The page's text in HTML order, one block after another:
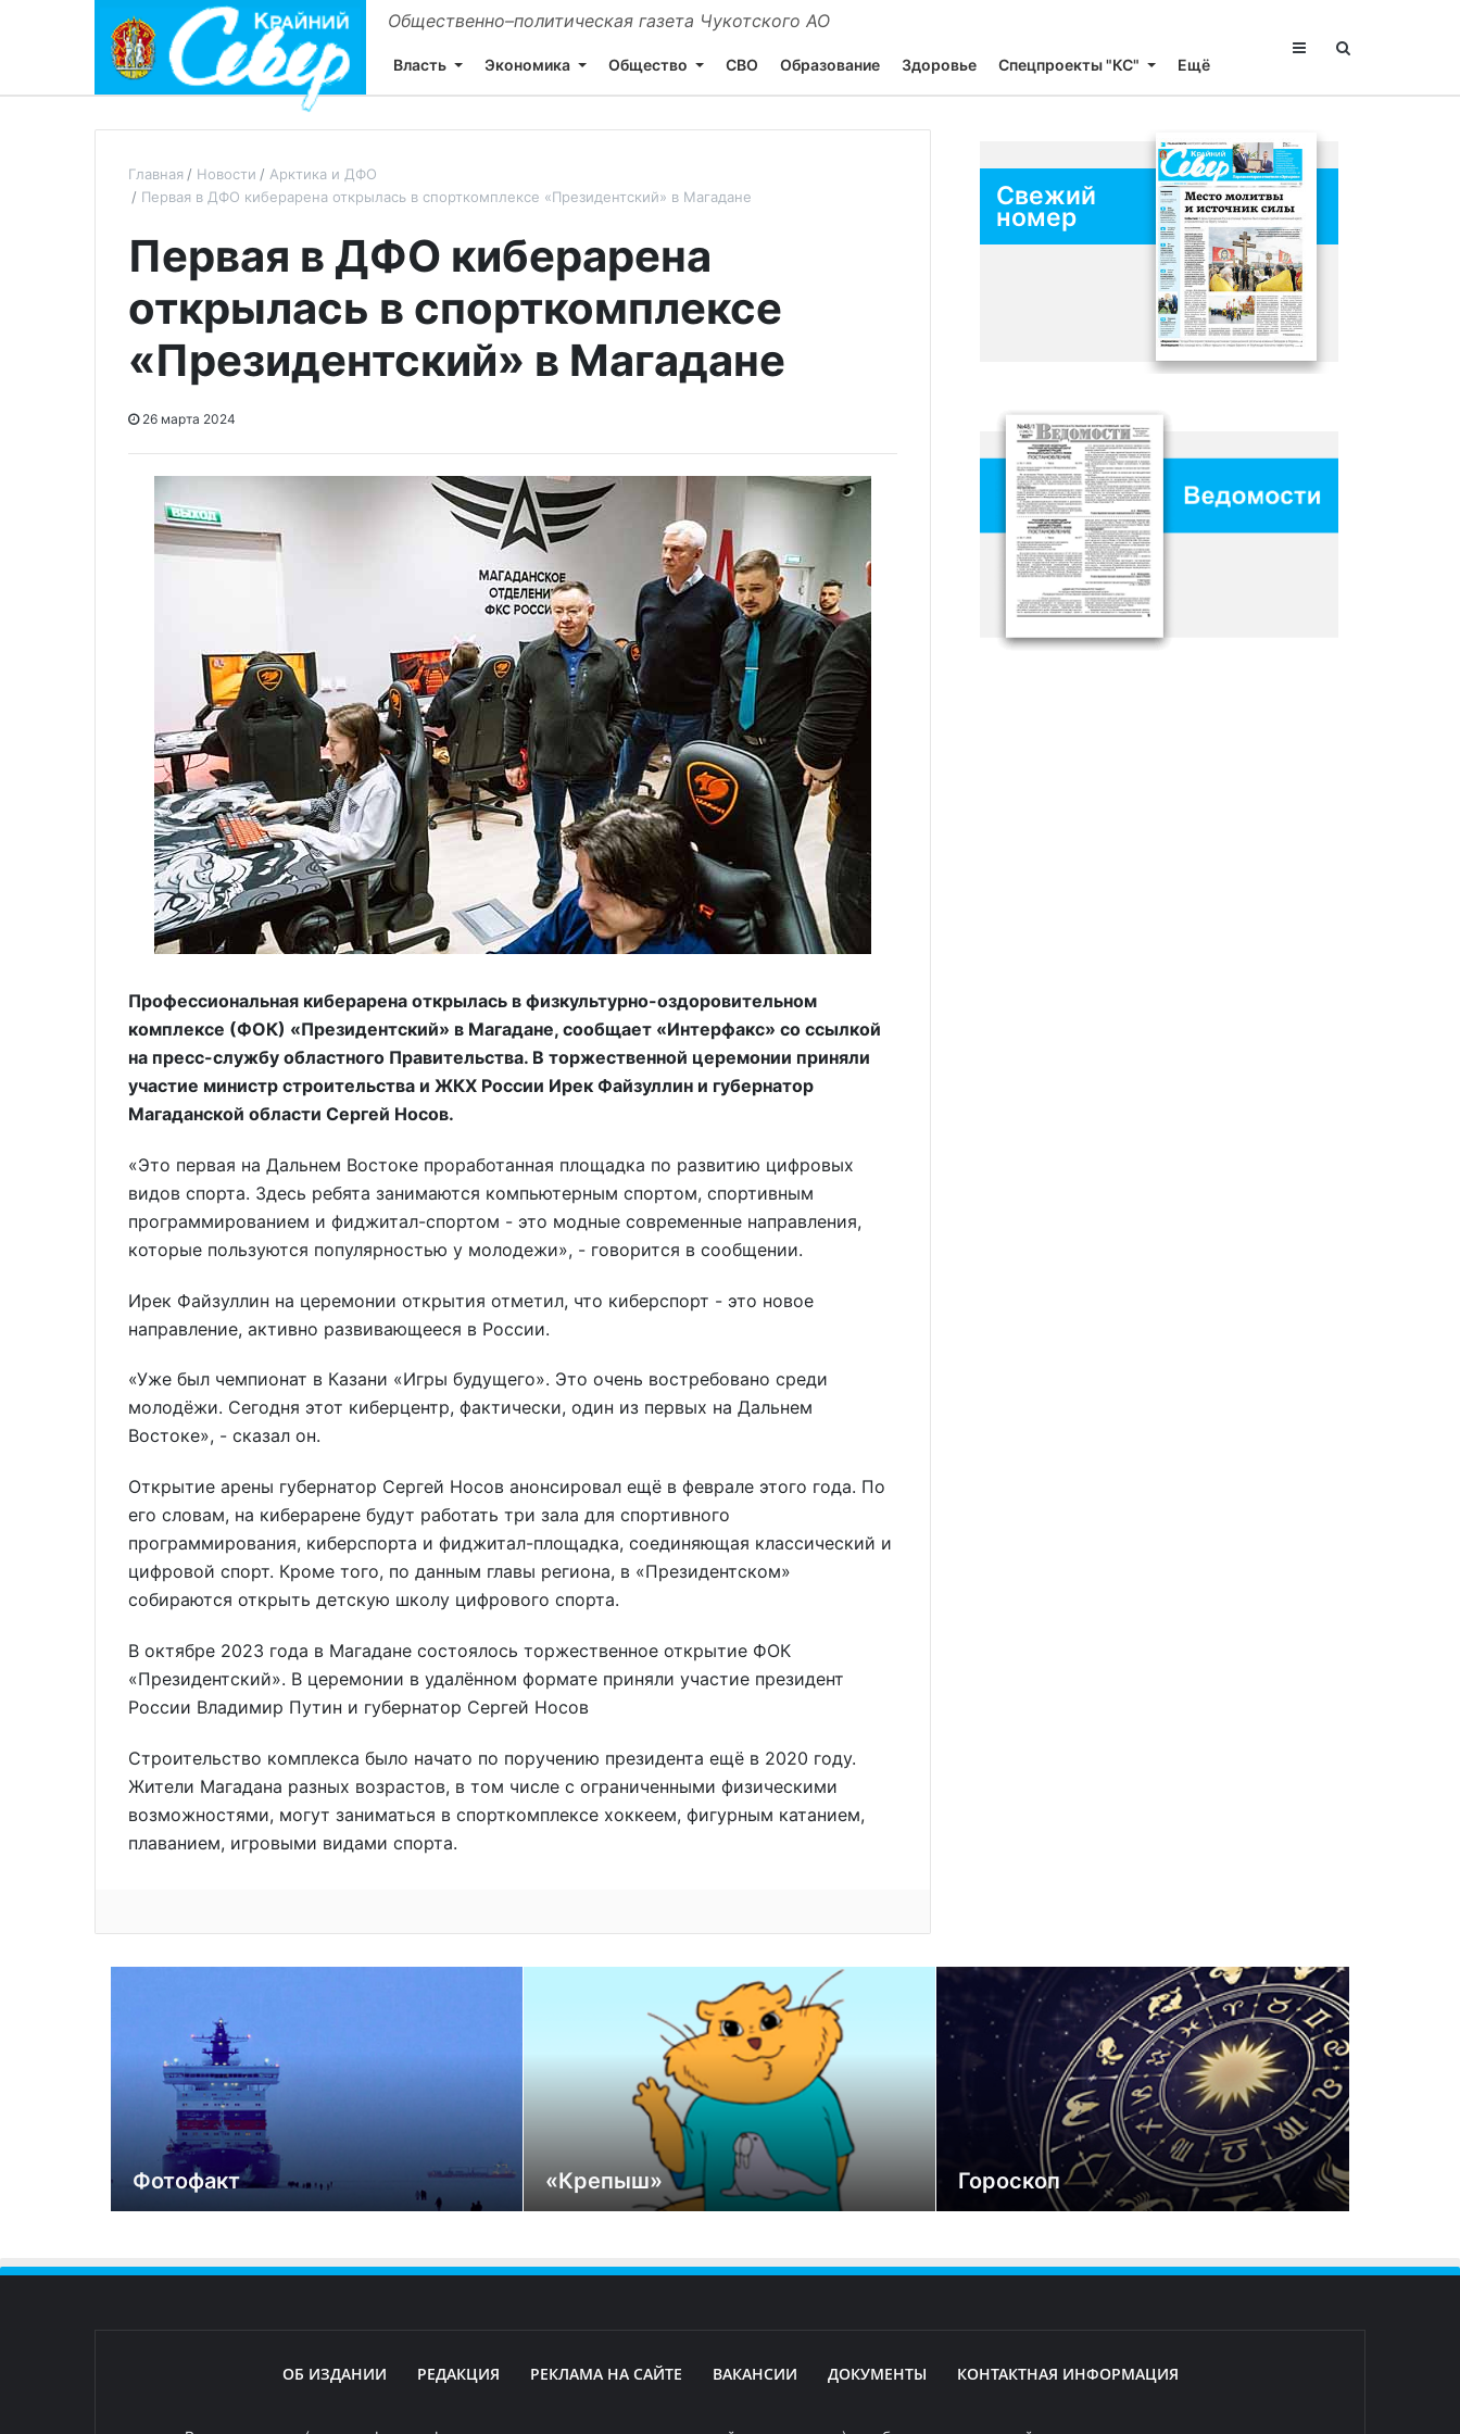
Общественно–политическая газета Чукотского АО
Власть Экономика Общество СВО Образование Здоровье Спецпроекты "КС" Ещё
Главная Новости
Арктика и ДФО
Первая в ДФО киберарена открылась в спорткомплексе «Президентский» в Магадане
Первая в ДФО киберарена
открылась в спорткомплексе
«Президентский» в Магадане
26 марта 2024
Профессиональная киберарена открылась в физкультурно-оздоровительном
комплексе (ФОК) «Президентский» в Магадане, сообщает «Интерфакс» со ссылкой
на пресс-службу областного Правительства. В торжественной церемонии приняли
участие министр строительства и ЖКХ России Ирек Файзуллин и губернатор
Магаданской области Сергей Носов.
«Это первая на Дальнем Востоке проработанная площадка по развитию цифровых
видов спорта. Здесь ребята занимаются компьютерным спортом, спортивным
программированием и фиджитал-спортом - это модные современные направления,
которые пользуются популярностью у молодежи», - говорится в сообщении.
Ирек Файзуллин на церемонии открытия отметил, что киберспорт - это новое
направление, активно развивающееся в России.
«Уже был чемпионат в Казани «Игры будущего». Это очень востребовано среди
молодёжи. Сегодня этот киберцентр, фактически, один из первых на Дальнем
Востоке», - сказал он.
Открытие арены губернатор Сергей Носов анонсировал ещё в феврале этого года. По
его словам, на киберарене будут работать три зала для спортивного
программирования, киберспорта и фиджитал-площадка, соединяющая классический и
цифровой спорт. Кроме того, по данным главы региона, в «Президентском»
собираются открыть детскую школу цифрового спорта.
В октябре 2023 года в Магадане состоялось торжественное открытие ФОК
«Президентский». В церемонии в удалённом формате приняли участие президент
России Владимир Путин и губернатор Сергей Носов
Строительство комплекса было начато по поручению президента ещё в 2020 году.
Жители Магадана разных возрастов, в том числе с ограниченными физическими
возможностями, могут заниматься в спорткомплексе хоккеем, фигурным катанием,
плаванием, игровыми видами спорта.
Свежий
номер
Фотофакт «Крепыш» Гороскоп
ОБ ИЗДАНИИ РЕДАКЦИЯ РЕКЛАМА НА САЙТЕ ВАКАНСИИ ДОКУМЕНТЫ КОНТАКТНАЯ ИНФОРМАЦИЯ